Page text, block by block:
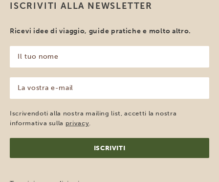
ISCRIVITI ALLA NEWSLETTER
Ricevi idee di viaggio, guide pratiche e molto altro.
tuo
nome
(Obbligatorio)
vostra
e-
mail
(Obbligatorio)
Iscrivendoti alla nostra mailing list, accetti la nostra
informativa sulla privacy.